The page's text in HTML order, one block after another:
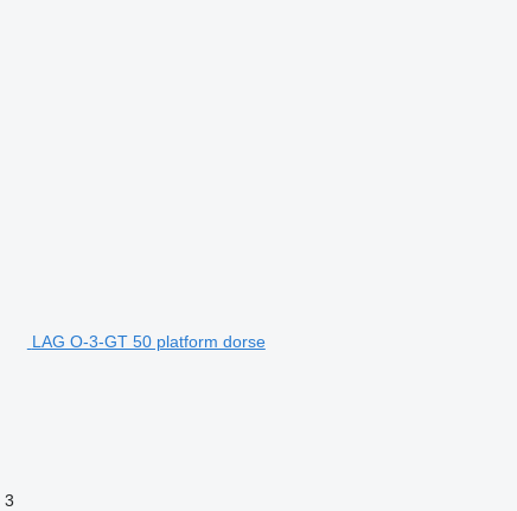
LAG O-3-GT 50 platform dorse
3